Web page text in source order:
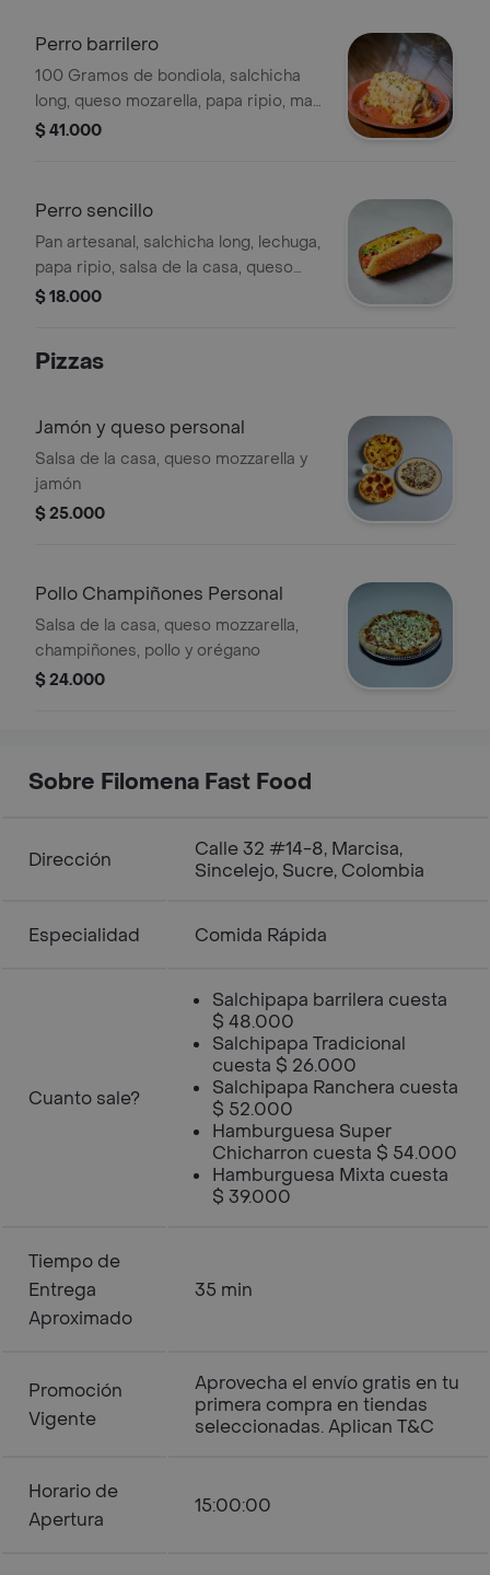
Perro barrilero
100 Gramos de bondiola, salchicha
long, queso mozarella, papa ripio, maíz
tierno, salsa de la casa.
$ 41.000
Perro sencillo
Pan artesanal, salchicha long, lechuga,
papa ripio, salsa de la casa, queso
criollo, chimichurri.
$ 18.000
Pizzas
Jamón y queso personal
Salsa de la casa, queso mozzarella y
jamón
$ 25.000
Pollo Champiñones Personal
Salsa de la casa, queso mozzarella,
champiñones, pollo y orégano
$ 24.000
Sobre Filomena Fast Food
Dirección
Calle 32 #14-8, Marcisa,
Sincelejo, Sucre, Colombia
Especialidad Comida Rápida
Cuanto sale?
Salchipapa barrilera cuesta
$ 48.000
Salchipapa Tradicional
cuesta $ 26.000
Salchipapa Ranchera cuesta
$ 52.000
Hamburguesa Super
Chicharron cuesta $ 54.000
Hamburguesa Mixta cuesta
$ 39.000
Tiempo de
Entrega
Aproximado
35 min
Promoción
Vigente
Aprovecha el envío gratis en tu
primera compra en tiendas
seleccionadas. Aplican T&C
Horario de
Apertura
15:00:00